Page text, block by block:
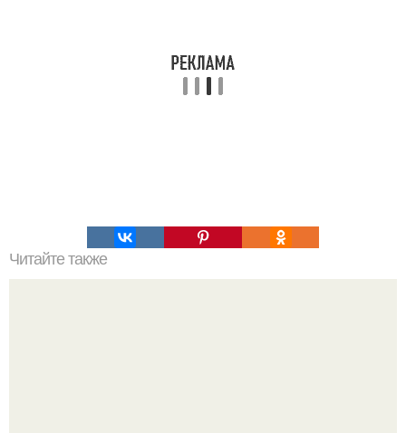
Читайте также